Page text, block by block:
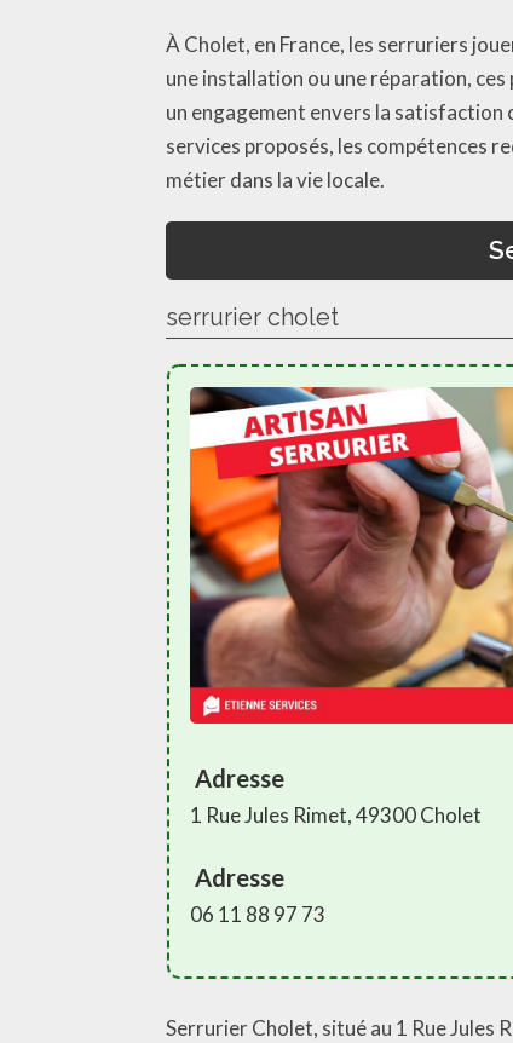
À Cholet, en France, les serruriers
une installation ou une réparation,
un engagement envers la
services proposés, les compétences
métier dans la vie locale.
serrurier cholet
Adresse
1 Rue Jules Rimet, 49300 Cholet
Adresse
06 11 88 97 73
Serrurier Cholet, situé au 1 Rue Jules